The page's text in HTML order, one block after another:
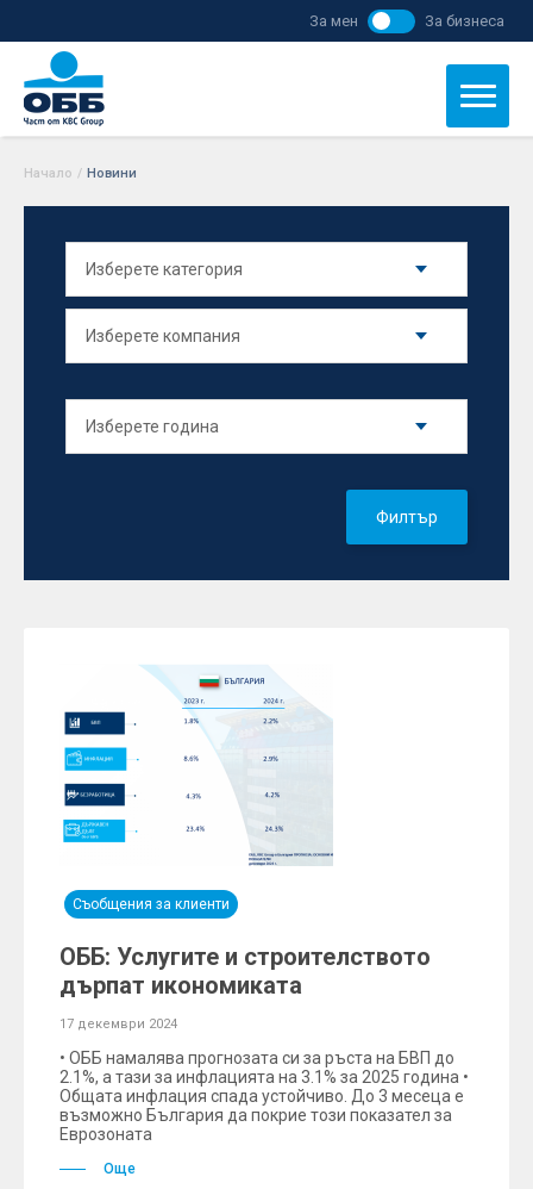
За мен За бизнеса
Начало / Новини
Филтър
Съобщения за клиенти
ОББ: Услугите и строителството
дърпат икономиката
17 декември 2024
• ОББ намалява прогнозата си за ръста на БВП до
2.1%, а тази за инфлацията на 3.1% за 2025 година •
Общата инфлация спада устойчиво. До 3 месеца е
възможно България да покрие този показател за
Еврозоната
Още